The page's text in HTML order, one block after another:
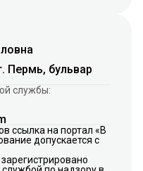
Пермь, бульвар
службы:
ссылка на портал «В
допускается с